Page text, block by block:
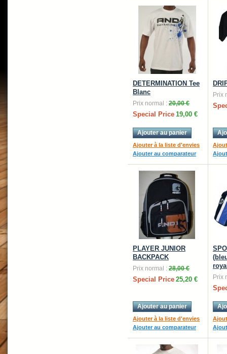
DETERMINATION Tee
Blanc
Prix normal : 20,00 €
Special Price 19,00 €
Ajouter au panier
Ajouter à la liste d'envies
Ajouter au comparateur
Prix
PLAYER JUNIOR
BACKPACK
Prix normal : 28,00 €
Special Price 25,20 €
Ajouter au panier
Ajouter à la liste d'envies
Ajouter au comparateur
Prix